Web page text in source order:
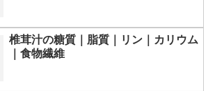
椎茸汁の糖質｜脂質｜リン｜カリウム
｜食物繊維